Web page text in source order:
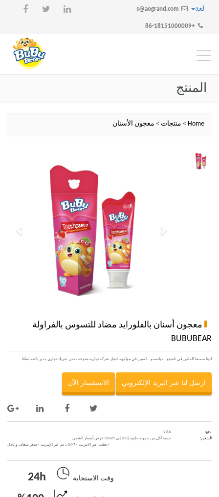
لغة s@aogrand.com
+86-18151000009
تبديل
المنتج
Home
> منتجات > معجون الأسنان
معجون أسنان بالفلورايد مضاد للتسوس بالفراولة
BUBUBEAR
لدينا مصنعنا الخاص في نانجينغ ، جيانغسو ، الصين.في مواجهة اختيار شركة تجارية متنوعة ، نحن شريك تجاري جدير بالثقة تمامًا.
ارسل لنا عبر البريد الإلكتروني الاستفسار الآن
دفع:
VISA
الشحن:
خدمة أقل من حمولة حاوية (LCL) إلى USGet عرض أسعار الشحن
· سعر شفاف وعادل · · تعقب عبر الانترنت
وقت الاستجابة 24h